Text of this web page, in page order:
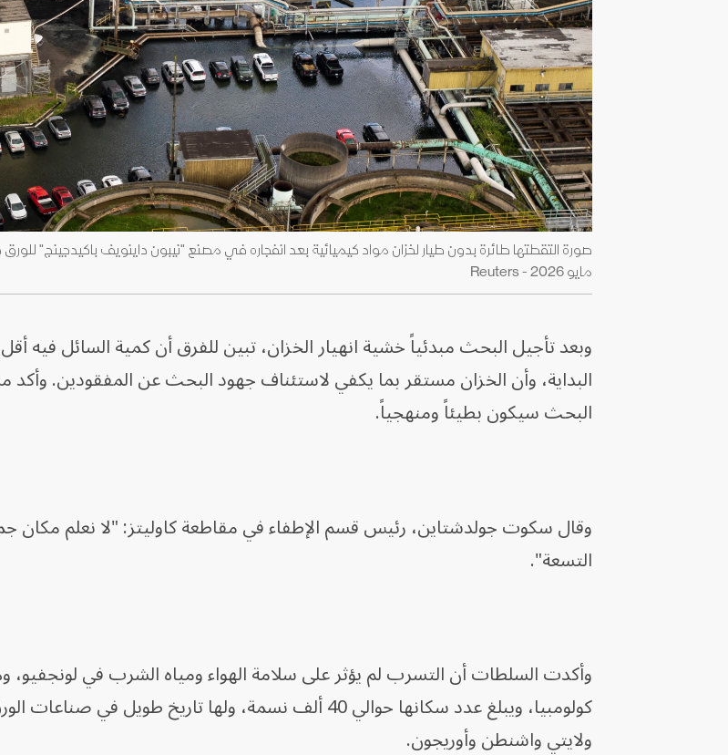
مايو 2026 - Reuters
وبعد تأجيل البحث مبدئياً خشية انهيار الخزان، تبين للفرق أن كمية السائل فيه
البداية، وأن الخزان مستقر بما يكفي لاستئناف جهود البحث عن المفقودين. وأكد
البحث سيكون بطيئاً ومنهجياً.
وقال سكوت جولدشتاين، رئيس قسم الإطفاء في مقاطعة كاوليتز: "لا نعلم مكان
التسعة".
وأكدت السلطات أن التسرب لم يؤثر على سلامة الهواء ومياه الشرب في لونجفيو،
كولومبيا، ويبلغ عدد سكانها حوالي 40 ألف نسمة، ولها تاريخ طويل
ولايتي واشنطن وأوريجون.